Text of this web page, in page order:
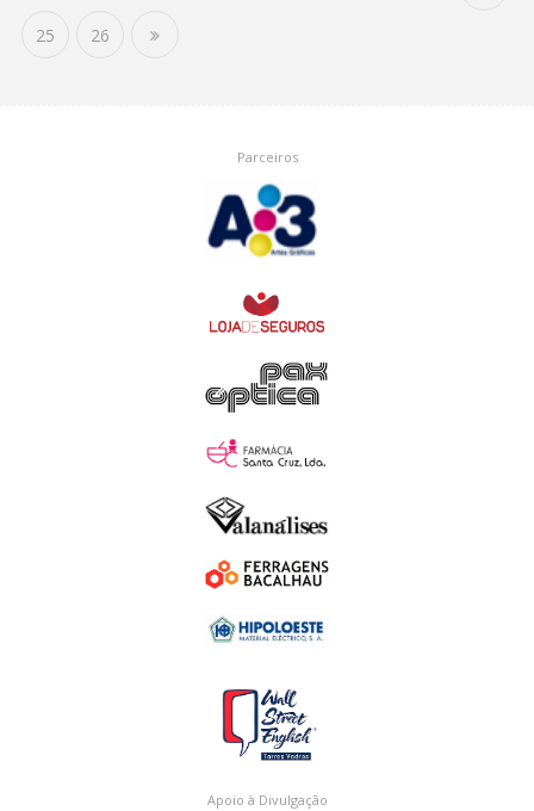
25 26
Parceiros
Apoio à Divulgação